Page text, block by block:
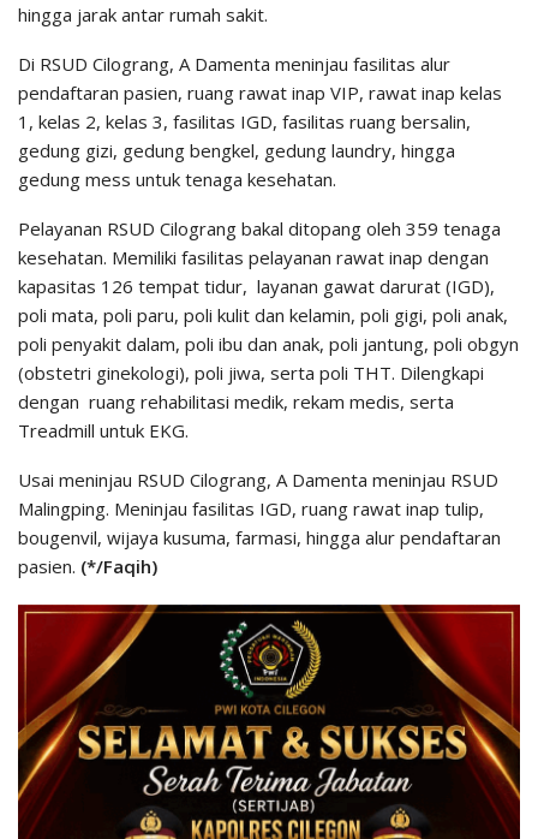
hingga jarak antar rumah sakit.
Di RSUD Cilograng, A Damenta meninjau fasilitas alur
pendaftaran pasien, ruang rawat inap VIP, rawat inap kelas
1, kelas 2, kelas 3, fasilitas IGD, fasilitas ruang bersalin,
gedung gizi, gedung bengkel, gedung laundry, hingga
gedung mess untuk tenaga kesehatan.
Pelayanan RSUD Cilograng bakal ditopang oleh 359 tenaga
kesehatan. Memiliki fasilitas pelayanan rawat inap dengan
kapasitas 126 tempat tidur, layanan gawat darurat (IGD),
poli mata, poli paru, poli kulit dan kelamin, poli gigi, poli anak,
poli penyakit dalam, poli ibu dan anak, poli jantung, poli obgyn
(obstetri ginekologi), poli jiwa, serta poli THT. Dilengkapi
dengan ruang rehabilitasi medik, rekam medis, serta
Treadmill untuk EKG.
Usai meninjau RSUD Cilograng, A Damenta meninjau RSUD
Malingping. Meninjau fasilitas IGD, ruang rawat inap tulip,
bougenvil, wijaya kusuma, farmasi, hingga alur pendaftaran
pasien. (*/Faqih)